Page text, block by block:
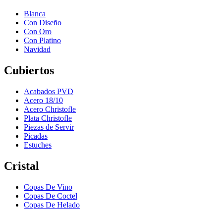
Blanca
Con Diseño
Con Oro
Con Platino
Navidad
Cubiertos
Acabados PVD
Acero 18/10
Acero Christofle
Plata Christofle
Piezas de Servir
Picadas
Estuches
Cristal
Copas De Vino
Copas De Coctel
Copas De Helado